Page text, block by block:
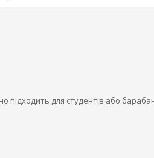
підходить для студентів або